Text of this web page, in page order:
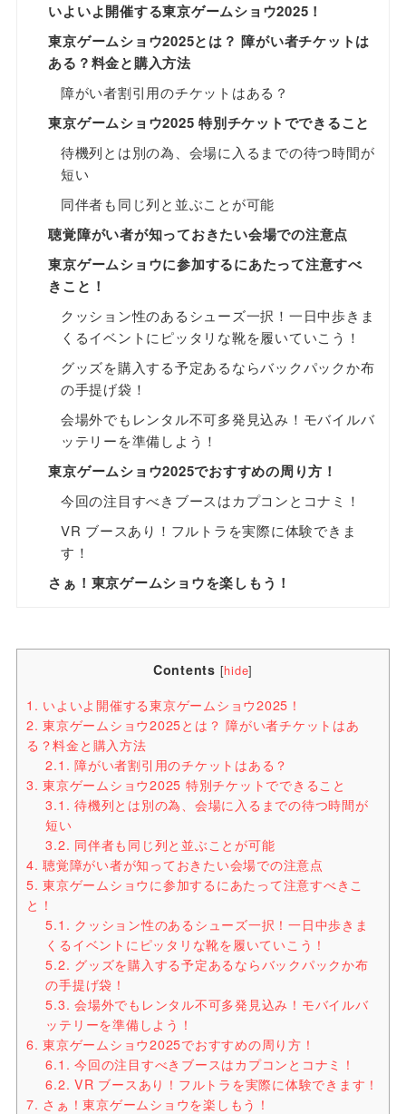
いよいよ開催する東京ゲームショウ2025！
東京ゲームショウ2025とは？ 障がい者チケットは
ある？料金と購入方法
障がい者割引用のチケットはある？
東京ゲームショウ2025 特別チケットでできること
待機列とは別の為、会場に入るまでの待つ時間が
短い
同伴者も同じ列と並ぶことが可能
聴覚障がい者が知っておきたい会場での注意点
東京ゲームショウに参加するにあたって注意すべ
きこと！
クッション性のあるシューズ一択！一日中歩きま
くるイベントにピッタリな靴を履いていこう！
グッズを購入する予定あるならバックパックか布
の手提げ袋！
会場外でもレンタル不可多発見込み！モバイルバ
ッテリーを準備しよう！
東京ゲームショウ2025でおすすめの周り方！
今回の注目すべきブースはカプコンとコナミ！
VR ブースあり！フルトラを実際に体験できま
す！
さぁ！東京ゲームショウを楽しもう！
Contents [hide]
1. いよいよ開催する東京ゲームショウ2025！
2. 東京ゲームショウ2025とは？ 障がい者チケットはあ
る？料金と購入方法
2.1. 障がい者割引用のチケットはある？
3. 東京ゲームショウ2025 特別チケットでできること
3.1. 待機列とは別の為、会場に入るまでの待つ時間が
短い
3.2. 同伴者も同じ列と並ぶことが可能
4. 聴覚障がい者が知っておきたい会場での注意点
5. 東京ゲームショウに参加するにあたって注意すべきこ
と！
5.1. クッション性のあるシューズ一択！一日中歩きま
くるイベントにピッタリな靴を履いていこう！
5.2. グッズを購入する予定あるならバックパックか布
の手提げ袋！
5.3. 会場外でもレンタル不可多発見込み！モバイルバ
ッテリーを準備しよう！
6. 東京ゲームショウ2025でおすすめの周り方！
6.1. 今回の注目すべきブースはカプコンとコナミ！
6.2. VR ブースあり！フルトラを実際に体験できます！
7. さぁ！東京ゲームショウを楽しもう！